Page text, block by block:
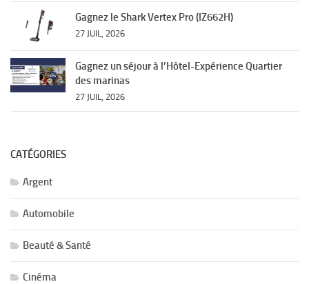
Gagnez le Shark Vertex Pro (IZ662H)
27 JUIL, 2026
Gagnez un séjour à l’Hôtel-Expérience Quartier
des marinas
27 JUIL, 2026
CATÉGORIES
Argent
Automobile
Beauté & Santé
Cinéma